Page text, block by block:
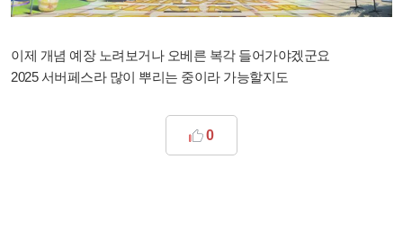
이제 개념 예장 노려보거나 오베른 복각 들어가야겠군요
2025 서버페스라 많이 뿌리는 중이라 가능할지도
0